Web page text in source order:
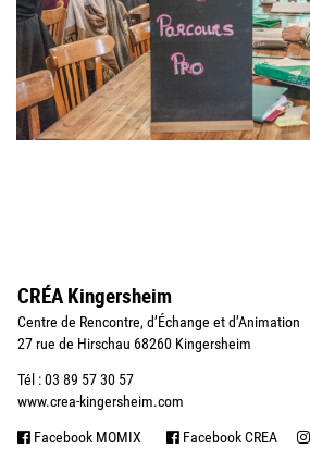
CRÉA Kingersheim
Centre de Rencontre, d’Échange et d’Animation
27 rue de Hirschau 68260 Kingersheim
Tél : 03 89 57 30 57
www.crea-kingersheim.com
Facebook MOMIX Facebook CREA